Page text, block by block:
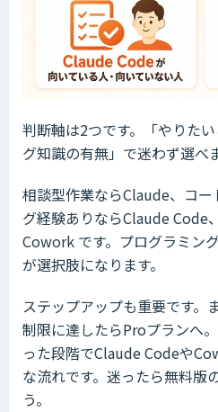
判断軸は2つです。「やりた
グ知識の有無」で迷わず選べ
相談型作業ならClaude、コ
グ経験ありならClaude Code
Cowork です。プログラミン
が選択肢になります。
ステップアップも重要です。
制限に達したらProプランへ
った段階でClaude Codeや
な流れです。迷ったら無料版
う。